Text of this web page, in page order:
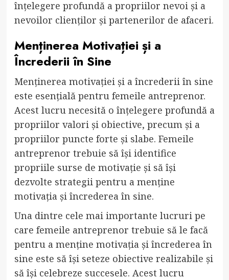
înțelegere profundă a propriilor nevoi și a
nevoilor clienților și partenerilor de afaceri.
Menținerea Motivației și a
Încrederii în Sine
Menținerea motivației și a încrederii în sine
este esențială pentru femeile antreprenor.
Acest lucru necesită o înțelegere profundă a
propriilor valori și obiective, precum și a
propriilor puncte forte și slabe. Femeile
antreprenor trebuie să își identifice
propriile surse de motivație și să își
dezvolte strategii pentru a menține
motivația și încrederea în sine.
Una dintre cele mai importante lucruri pe
care femeile antreprenor trebuie să le facă
pentru a menține motivația și încrederea în
sine este să își seteze obiective realizabile și
să își celebreze succesele. Acest lucru